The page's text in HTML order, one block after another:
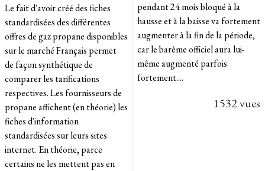
Le fait d'avoir créé des fiches
standardisées des différentes
offres de gaz propane disponibles
sur le marché Français permet
de façon synthétique de
comparer les tarifications
respectives. Les fournisseurs de
propane affichent (en théorie) les
fiches d'information
standardisées sur leurs sites
internet. En théorie, parce
certains ne les mettent pas en
pendant 24 mois bloqué à la
hausse et à la baisse va fortement
augmenter à la fin de la période,
car le barème officiel aura lui-
même augmenté parfois
fortement....
1532 vues